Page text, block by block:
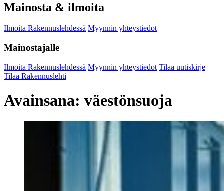
Mainosta & ilmoita
Ilmoita Rakennuslehdessä Myynnin yhteystiedot
Mainostajalle
Ilmoita Rakennuslehdessä Myynnin yhteystiedot Tilaa uutiskirje
Tilaa Rakennuslehti
Avainsana: väestönsuoja